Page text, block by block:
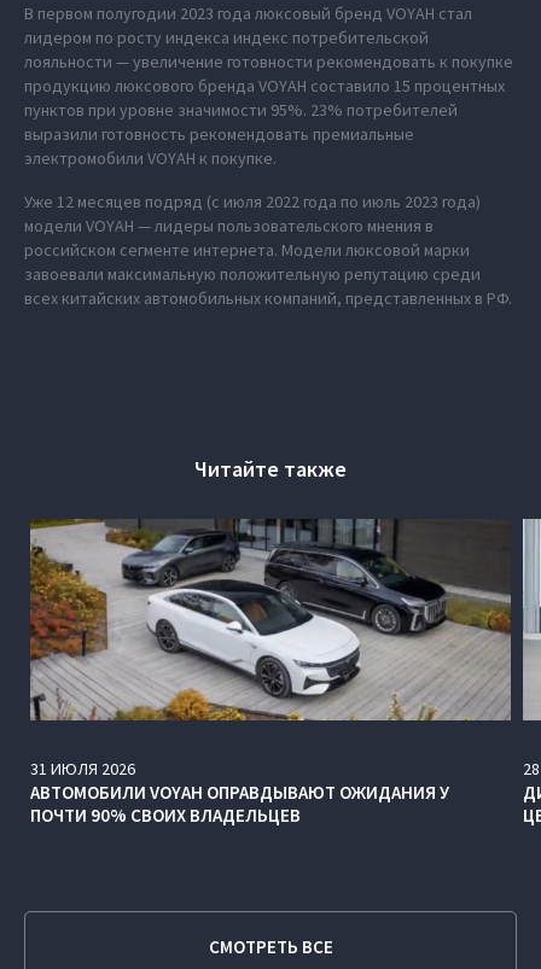
В первом полугодии 2023 года люксовый бренд VOYAH стал
лидером по росту индекса индекс потребительской
лояльности — увеличение готовности рекомендовать к покупке
продукцию люксового бренда VOYAH составило 15 процентных
пунктов при уровне значимости 95%. 23% потребителей
выразили готовность рекомендовать премиальные
электромобили VOYAH к покупке.
Уже 12 месяцев подряд (с июля 2022 года по июль 2023 года)
модели VOYAH — лидеры пользовательского мнения в
российском сегменте интернета. Модели люксовой марки
завоевали максимальную положительную репутацию среди
всех китайских автомобильных компаний, представленных в РФ.
Читайте также
31 ИЮЛЯ 2026
АВТОМОБИЛИ VOYAH ОПРАВДЫВАЮТ ОЖИДАНИЯ У
ПОЧТИ 90% СВОИХ ВЛАДЕЛЬЦЕВ
28
СМОТРЕТЬ ВСЕ